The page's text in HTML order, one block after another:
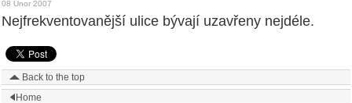
08 Únor 2007
Nejfrekventovanější ulice bývají uzavřeny nejdéle.
Back to the top
Home